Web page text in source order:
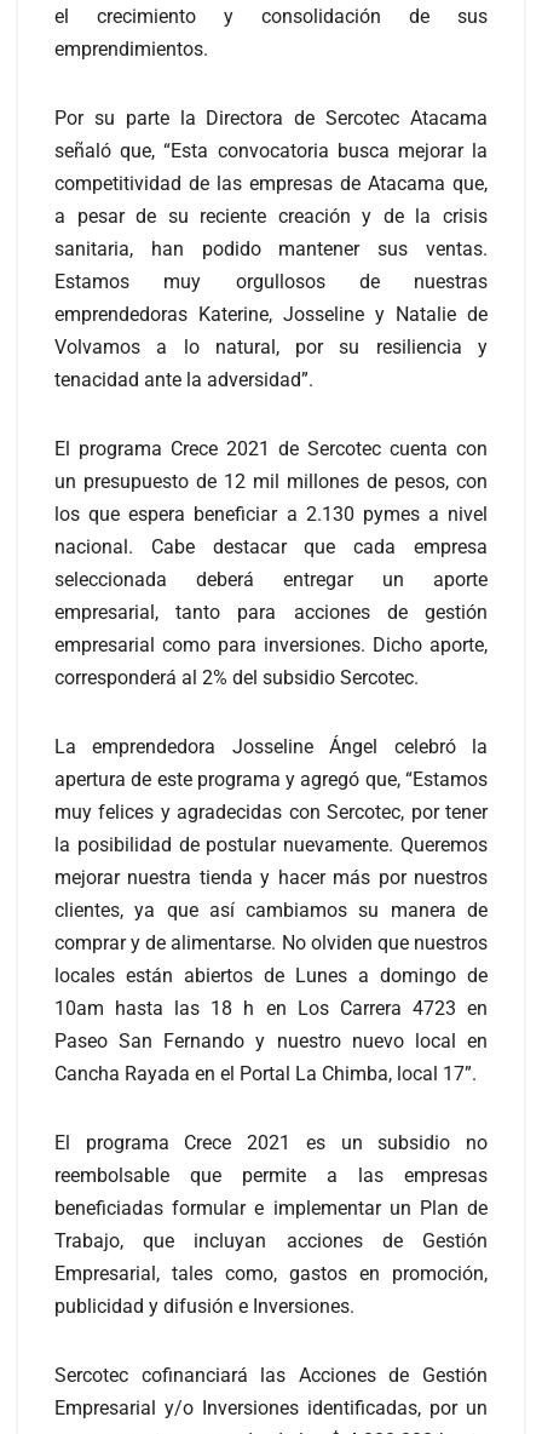
el crecimiento y consolidación de sus
emprendimientos.
Por su parte la Directora de Sercotec Atacama
señaló que, “Esta convocatoria busca mejorar la
competitividad de las empresas de Atacama que,
a pesar de su reciente creación y de la crisis
sanitaria, han podido mantener sus ventas.
Estamos muy orgullosos de nuestras
emprendedoras Katerine, Josseline y Natalie de
Volvamos a lo natural, por su resiliencia y
tenacidad ante la adversidad”.
El programa Crece 2021 de Sercotec cuenta con
un presupuesto de 12 mil millones de pesos, con
los que espera beneficiar a 2.130 pymes a nivel
nacional. Cabe destacar que cada empresa
seleccionada deberá entregar un aporte
empresarial, tanto para acciones de gestión
empresarial como para inversiones. Dicho aporte,
corresponderá al 2% del subsidio Sercotec.
La emprendedora Josseline Ángel celebró la
apertura de este programa y agregó que, “Estamos
muy felices y agradecidas con Sercotec, por tener
la posibilidad de postular nuevamente. Queremos
mejorar nuestra tienda y hacer más por nuestros
clientes, ya que así cambiamos su manera de
comprar y de alimentarse. No olviden que nuestros
locales están abiertos de Lunes a domingo de
10am hasta las 18 h en Los Carrera 4723 en
Paseo San Fernando y nuestro nuevo local en
Cancha Rayada en el Portal La Chimba, local 17”.
El programa Crece 2021 es un subsidio no
reembolsable que permite a las empresas
beneficiadas formular e implementar un Plan de
Trabajo, que incluyan acciones de Gestión
Empresarial, tales como, gastos en promoción,
publicidad y difusión e Inversiones.
Sercotec cofinanciará las Acciones de Gestión
Empresarial y/o Inversiones identificadas, por un